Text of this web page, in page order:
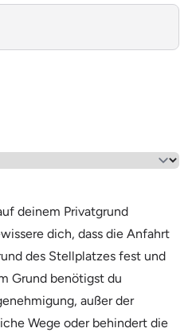
deinem Privatgrund
dich, dass die Anfahrt
des Stellplatzes fest und
Grund benötigst du
außer der
Wege oder behindert die